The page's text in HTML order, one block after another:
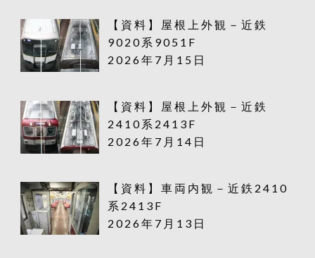
【資料】屋根上外観－近鉄
9020系9051F
2026年7月15日
【資料】屋根上外観－近鉄
2410系2413F
2026年7月14日
【資料】車両内観－近鉄2410
系2413F
2026年7月13日